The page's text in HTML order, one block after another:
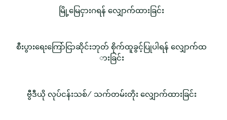
မြို့မြေငှားဂရန် လျှောက်ထားခြင်း
စီးပွားရေးကြော်ငြာဆိုင်းဘုတ် စိုက်ထူခွင့်ပြုပါရန် လျှောက်ထ
ားခြင်း
ဗွီဒီယို လုပ်ငန်းသစ်/ သက်တမ်းတိုး လျှောက်ထားခြင်း